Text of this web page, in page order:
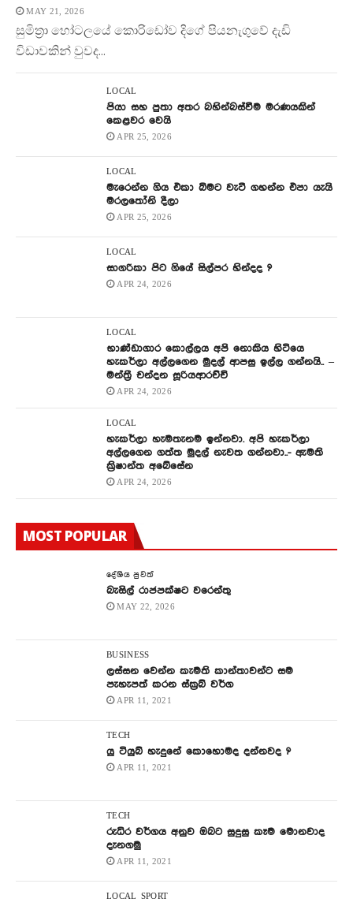
MAY 21, 2026
සුමිත්‍රා හෝටලයේ කොරිඩෝව දිගේ පියනැගුවේ දැඩි
විඩාවකින් වුවද...
LOCAL
පියා සහ පුතා අතර බහින්බස්වීම මරණයකින්
කෙළවර වෙයි
APR 25, 2026
LOCAL
මැරෙන්න ගිය එකා බිමට වැටී ගහන්න එපා යැයි
මරලතෝනි දීලා
APR 25, 2026
LOCAL
සාගරිකා පිට ගියේ සිල්පර හින්දද ?
APR 24, 2026
LOCAL
භාණ්ඩාගාර කොල්ලය අපි නොකිය හිටියෙ
හැකර්ලා අල්ලගෙන මුදල් ආපසු ඉල්ල ගන්නයි.. –
මන්ත්‍රී චන්දන සූරියආරච්චි
APR 24, 2026
LOCAL
හැකර්ලා හැමතැනම ඉන්නවා. අපි හැකර්ලා
අල්ලගෙන ගත්ත මුදල් නැවත ගන්නවා..- ඇමති
ක්‍රිෂාන්ත අබේසේන
APR 24, 2026
MOST POPULAR
දේශිය පුවත්
බැසිල් රාජපක්ෂට වරෙන්තු
MAY 22, 2026
BUSINESS
ලස්සන වෙන්න කැමති කාන්තාවන්ට සම
පැහැපත් කරන ස්ක්‍රබ් වර්ග
APR 11, 2021
TECH
යු ටියුබ් හැදුනේ කොහොමද දන්නවද ?
APR 11, 2021
TECH
රුධිර වර්ගය අනුව ඔබට සුදුසු කෑම මොනවාද
දැනගමු
APR 11, 2021
LOCAL SPORT